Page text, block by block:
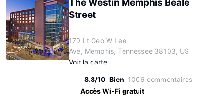
The Westin Memphis Beale
Street
170 Lt Geo W Lee
Ave, Memphis, Tennessee 38103, US
Voir la carte
8.8/10 Bien 1006 commentaires
Accès Wi-Fi gratuit